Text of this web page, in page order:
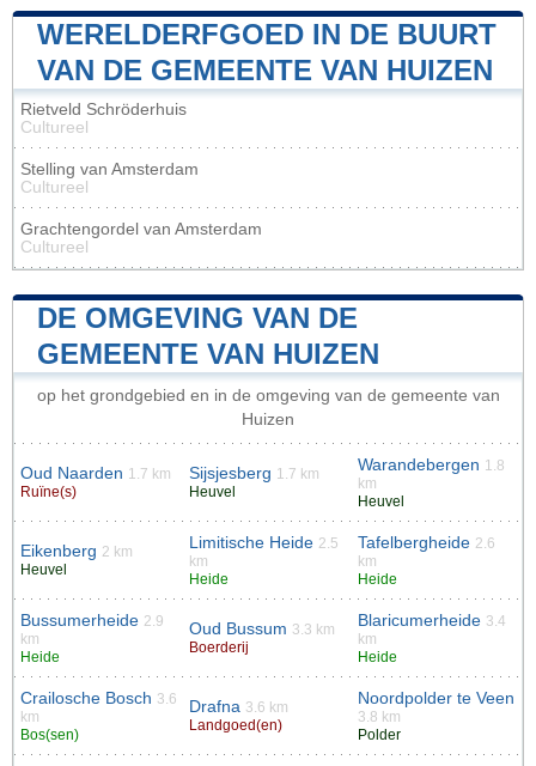
WERELDERFGOED IN DE BUURT
VAN DE GEMEENTE VAN HUIZEN
Rietveld Schröderhuis
Cultureel
Stelling van Amsterdam
Cultureel
Grachtengordel van Amsterdam
Cultureel
DE OMGEVING VAN DE
GEMEENTE VAN HUIZEN
op het grondgebied en in de omgeving van de gemeente van
Huizen
Oud Naarden 1.7 km
Ruïne(s)
Sijsjesberg 1.7 km
Heuvel
Warandebergen 1.8
km
Heuvel
Eikenberg 2 km
Heuvel
Limitische Heide 2.5
km
Heide
Tafelbergheide 2.6
km
Heide
Bussumerheide 2.9
km
Heide
Oud Bussum 3.3 km
Boerderij
Blaricumerheide 3.4
km
Heide
Crailosche Bosch 3.6
km
Bos(sen)
Drafna 3.6 km
Landgoed(en)
Noordpolder te Veen
3.8 km
Polder